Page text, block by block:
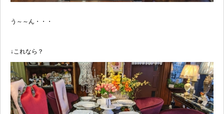
う～～ん・・・
↓これなら？